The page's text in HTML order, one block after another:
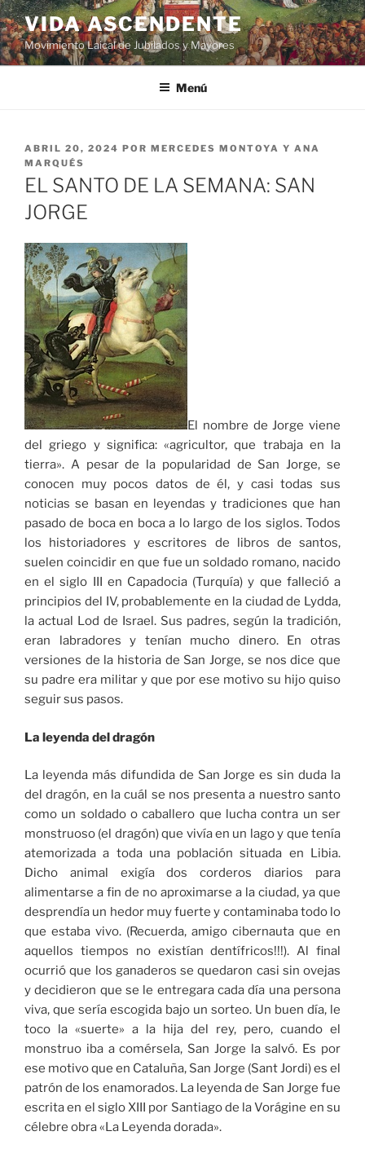
VIDA ASCENDENTE
Movimiento Laical de Jubilados y Mayores
Menú
ABRIL 20, 2024 POR MERCEDES MONTOYA Y ANA
MARQUÉS
EL SANTO DE LA SEMANA: SAN
JORGE
El nombre de Jorge viene
del griego y significa: «agricultor, que trabaja en la
tierra». A pesar de la popularidad de San Jorge, se
conocen muy pocos datos de él, y casi todas sus
noticias se basan en leyendas y tradiciones que han
pasado de boca en boca a lo largo de los siglos. Todos
los historiadores y escritores de libros de santos,
suelen coincidir en que fue un soldado romano, nacido
en el siglo III en Capadocia (Turquía) y que falleció a
principios del IV, probablemente en la ciudad de Lydda,
la actual Lod de Israel. Sus padres, según la tradición,
eran labradores y tenían mucho dinero. En otras
versiones de la historia de San Jorge, se nos dice que
su padre era militar y que por ese motivo su hijo quiso
seguir sus pasos.
La leyenda del dragón
La leyenda más difundida de San Jorge es sin duda la
del dragón, en la cuál se nos presenta a nuestro santo
como un soldado o caballero que lucha contra un ser
monstruoso (el dragón) que vivía en un lago y que tenía
atemorizada a toda una población situada en Libia.
Dicho animal exigía dos corderos diarios para
alimentarse a fin de no aproximarse a la ciudad, ya que
desprendía un hedor muy fuerte y contaminaba todo lo
que estaba vivo. (Recuerda, amigo cibernauta que en
aquellos tiempos no existían dentífricos!!!). Al final
ocurrió que los ganaderos se quedaron casi sin ovejas
y decidieron que se le entregara cada día una persona
viva, que sería escogida bajo un sorteo. Un buen día, le
toco la «suerte» a la hija del rey, pero, cuando el
monstruo iba a comérsela, San Jorge la salvó. Es por
ese motivo que en Cataluña, San Jorge (Sant Jordi) es el
patrón de los enamorados. La leyenda de San Jorge fue
escrita en el siglo XIII por Santiago de la Vorágine en su
célebre obra «La Leyenda dorada».